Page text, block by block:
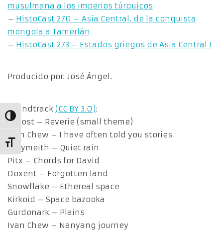
Alternar alto contraste
Alternar tamaño de letra
musulmana a los imperios túrquicos
– HistoCast 270 – Asia Central, de la conquista
mongola a Tamerlán
– HistoCast 273 – Estados griegos de Asia Central I
Producido por: José Ángel.
Soundtrack (CC BY 3.0):
_ghost – Reverie (small theme)
Ivan Chew – I have often told you stories
Onlymeith – Quiet rain
Pitx – Chords for David
Doxent – Forgotten land
Snowflake – Ethereal space
Kirkoid – Space bazooka
Gurdonark – Plains
Ivan Chew – Nanyang journey